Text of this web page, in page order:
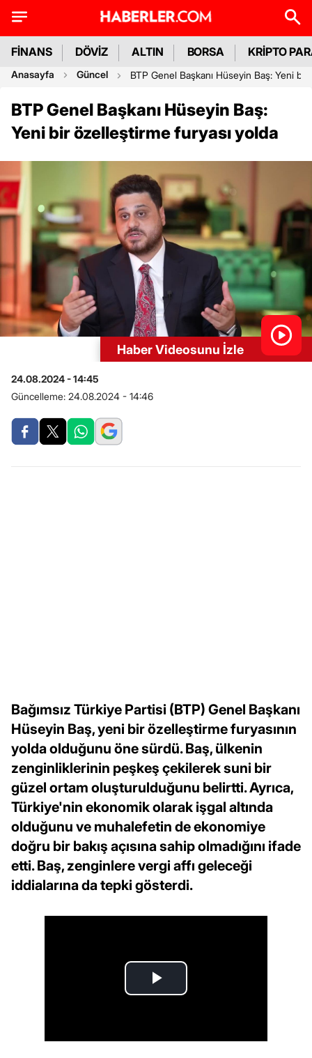
FİNANS DÖVİZ ALTIN BORSA KRİPTO
Anasayfa Güncel BTP Genel Başkanı Hüseyin Baş: Yeni
BTP Genel Başkanı Hüseyin Baş:
Yeni bir özelleştirme furyası yolda
Haber Videosunu İzle
24.08.2024 - 14:45
Güncelleme: 24.08.2024 - 14:46
Bağımsız Türkiye Partisi (BTP) Genel Başkanı
Hüseyin Baş, yeni bir özelleştirme furyasının
yolda olduğunu öne sürdü. Baş, ülkenin
zenginliklerinin peşkeş çekilerek suni bir
güzel ortam oluşturulduğunu belirtti. Ayrıca,
Türkiye'nin ekonomik olarak işgal altında
olduğunu ve muhalefetin de ekonomiye
doğru bir bakış açısına sahip olmadığını ifade
etti. Baş, zenginlere vergi affı geleceği
iddialarına da tepki gösterdi.